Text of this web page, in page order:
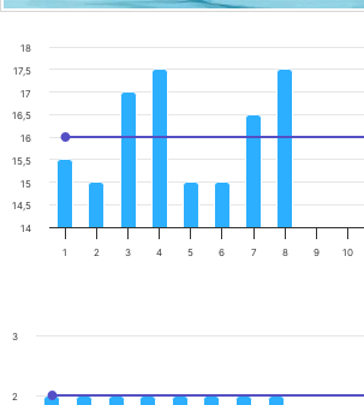
1 2 3 4 5 6 7 8 9 10
14
14,5
15
15,5
16
16,5
17
17,5
18
2
3